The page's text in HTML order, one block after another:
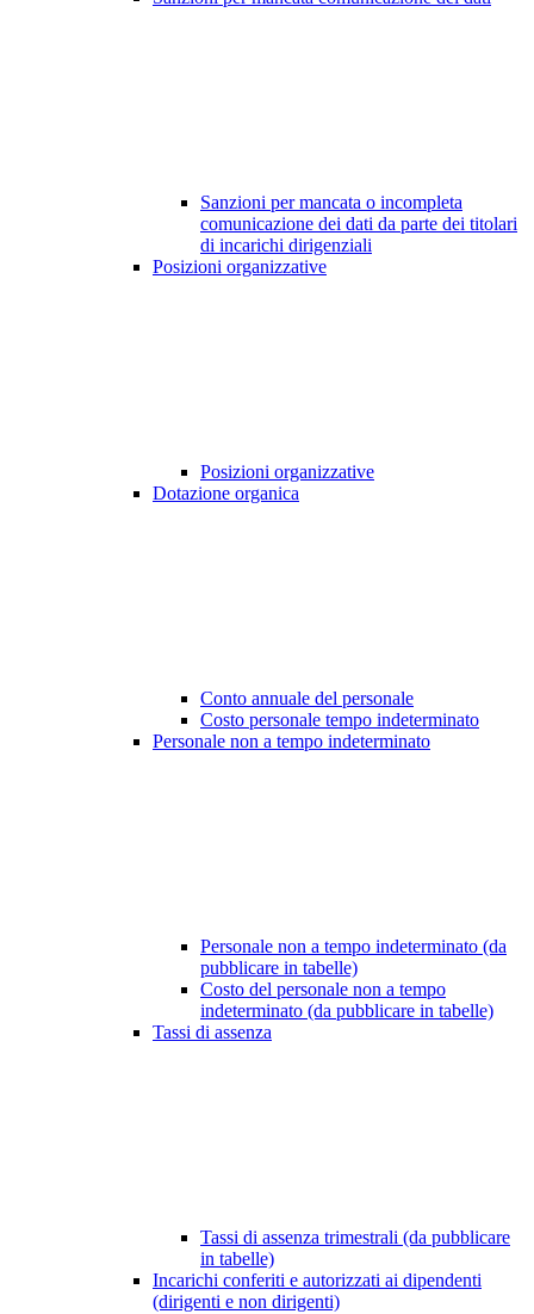
Sanzioni per mancata o incompleta
comunicazione dei dati da parte dei titolari
di incarichi dirigenziali
Posizioni organizzative
Posizioni organizzative
Dotazione organica
Conto annuale del personale
Costo personale tempo indeterminato
Personale non a tempo indeterminato
Personale non a tempo indeterminato (da
pubblicare in tabelle)
Costo del personale non a tempo
indeterminato (da pubblicare in tabelle)
Tassi di assenza
Tassi di assenza trimestrali (da pubblicare
in tabelle)
Incarichi conferiti e autorizzati ai dipendenti
(dirigenti e non dirigenti)